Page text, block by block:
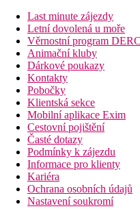
Denní a večerní animační
Stravování
Snídaně formou bufetu.
bufetu.
Pláž
Dlouhá písečná pláž s
lehátka a slunečníky za
Sportovní nabídka
Zdarma:
Děti
Last minute zájezdy
Letní dovolená u moře
Věrnostní program
Animační kluby
Dárkové poukazy
Kontakty
Pobočky
Klientská sekce
Mobilní aplikace Exim
Cestovní pojištění
Časté dotazy
Podmínky k zájezdu
Informace pro klienty
Kariéra
Ochrana osobních údajů
Nastavení soukromí